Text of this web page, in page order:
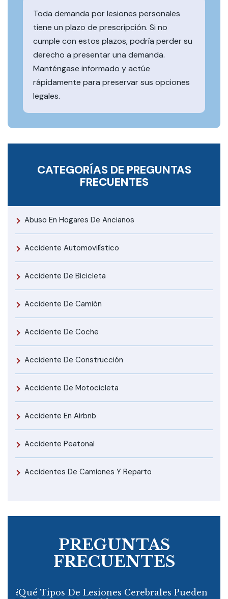
Toda demanda por lesiones personales
tiene un plazo de prescripción. Si no
cumple con estos plazos, podría perder su
derecho a presentar una demanda.
Manténgase informado y actúe
rápidamente para preservar sus opciones
legales.
CATEGORÍAS DE PREGUNTAS
FRECUENTES
Abuso En Hogares De Ancianos
Accidente Automovilístico
Accidente De Bicicleta
Accidente De Camión
Accidente De Coche
Accidente De Construcción
Accidente De Motocicleta
Accidente En Airbnb
Accidente Peatonal
Accidentes De Camiones Y Reparto
PREGUNTAS
FRECUENTES
¿Qué Tipos De Lesiones Cerebrales Pueden